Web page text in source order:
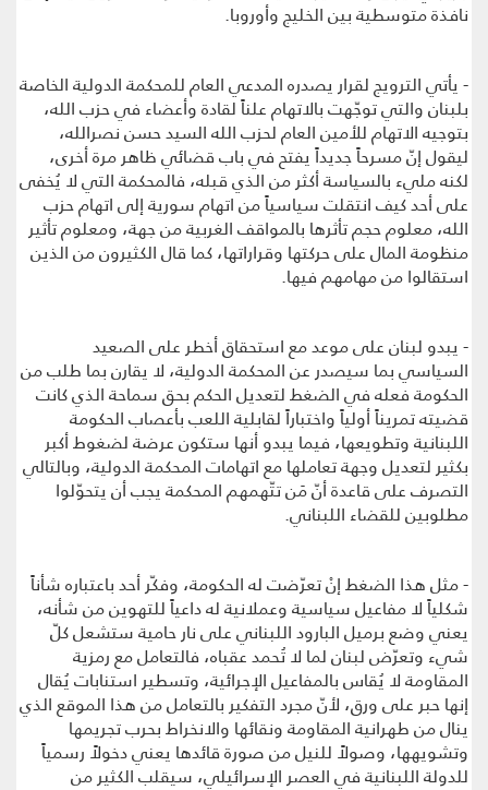
نافذة متوسطية بين الخليج وأوروبا.
- يأتي الترويج لقرار يصدره المدعي العام للمحكمة الدولية الخاصة
بلبنان والتي توجّهت بالاتهام علناً لقادة وأعضاء في حزب الله،
بتوجيه الاتهام للأمين العام لحزب الله السيد حسن نصرالله،
ليقول إنّ مسرحاً جديداً يفتح في باب قضائي ظاهر مرة أخرى،
لكنه مليء بالسياسة أكثر من الذي قبله، فالمحكمة التي لا يُخفى
على أحد كيف انتقلت سياسياً من اتهام سورية إلى اتهام حزب
الله، معلوم حجم تأثرها بالمواقف الغربية من جهة، ومعلوم تأثير
منظومة المال على حركتها وقراراتها، كما قال الكثيرون من الذين
استقالوا من مهامهم فيها.
- يبدو لبنان على موعد مع استحقاق أخطر على الصعيد
السياسي بما سيصدر عن المحكمة الدولية، لا يقارن بما طلب من
الحكومة فعله في الضغط لتعديل الحكم بحق سماحة الذي كانت
قضيته تمريناً أولياً واختباراً لقابلية اللعب بأعصاب الحكومة
اللبنانية وتطويعها، فيما يبدو أنها ستكون عرضة لضغوط أكبر
بكثير لتعديل وجهة تعاملها مع اتهامات المحكمة الدولية، وبالتالي
التصرف على قاعدة أنّ مَن تتّهمهم المحكمة يجب أن يتحوّلوا
مطلوبين للقضاء اللبناني.
- مثل هذا الضغط إنْ تعرّضت له الحكومة، وفكّر أحد باعتباره شأناً
شكلياً لا مفاعيل سياسية وعملانية له داعياً للتهوين من شأنه،
يعني وضع برميل البارود اللبناني على نار حامية ستشعل كلّ
شيء وتعرّض لبنان لما لا تُحمد عقباه، فالتعامل مع رمزية
المقاومة لا يُقاس بالمفاعيل الإجرائية، وتسطير استنابات يُقال
إنها حبر على ورق، لأنّ مجرد التفكير بالتعامل من هذا الموقع الذي
ينال من طهرانية المقاومة ونقائها والانخراط بحرب تجريمها
وتشويهها، وصولاً للنيل من صورة قائدها يعني دخولاً رسمياً
للدولة اللبنانية في العصر الإسرائيلي، سيقلب الكثير من